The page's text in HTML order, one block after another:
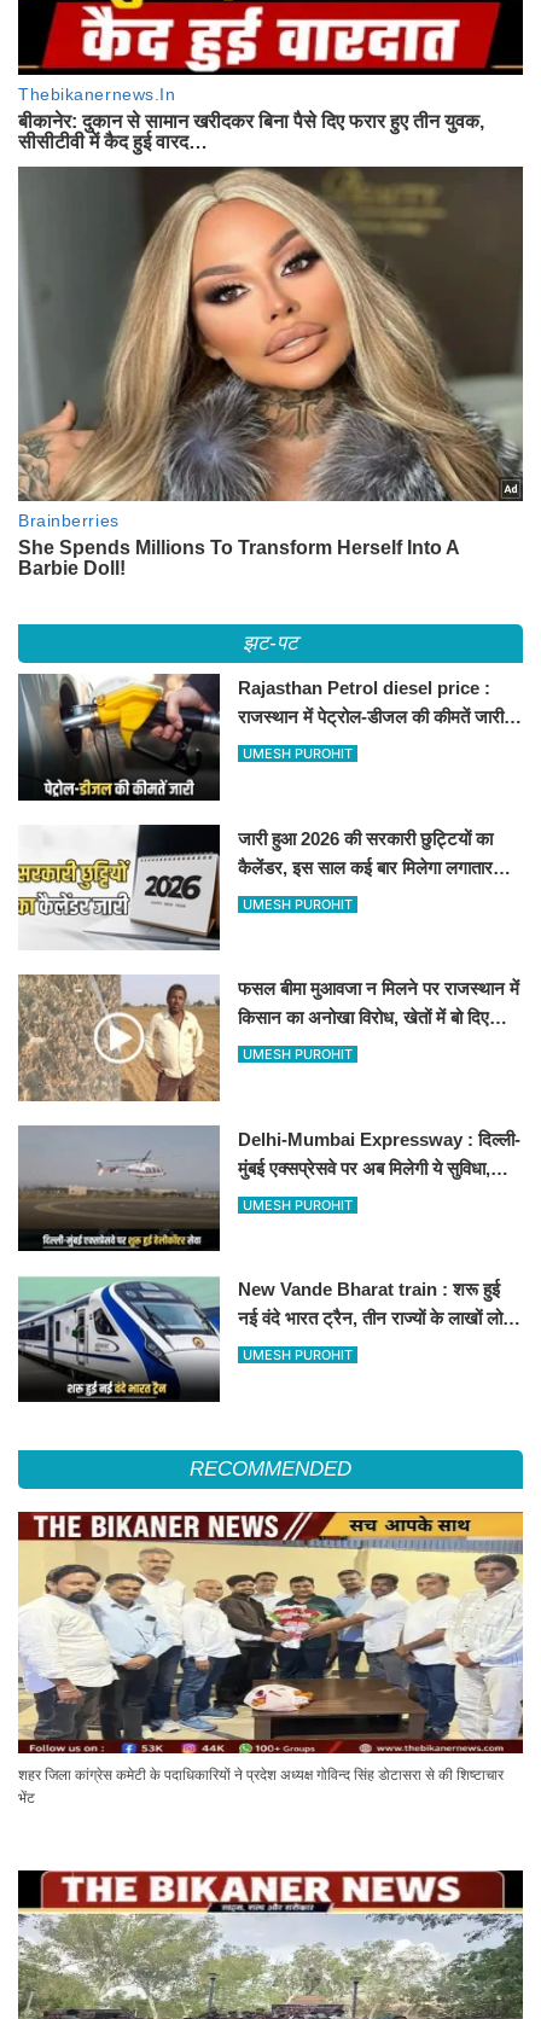
झट-पट
Rajasthan Petrol diesel price :
राजस्थान में पेट्रोल-डीजल की कीमतें जारी,
जानिए बीकानेर समेत पुरे प्रदेश में नए रेट
UMESH PUROHIT
जारी हुआ 2026 की सरकारी छुट्टियों का
कैलेंडर, इस साल कई बार मिलेगा लगातार
अवकाश, देखें
UMESH PUROHIT
फसल बीमा मुआवजा न मिलने पर राजस्थान में
किसान का अनोखा विरोध, खेतों में बो दिए
500-500 रुपए के नोट, वीडियो वायरल
UMESH PUROHIT
Delhi-Mumbai Expressway : दिल्ली-
मुंबई एक्सप्रेसवे पर अब मिलेगी ये सुविधा,
हेलीकॉप्टर सर्विस से तुरंत घायल पहुंचेगा
UMESH PUROHIT
New Vande Bharat train : शरू हुई
नई वंदे भारत ट्रैन, तीन राज्यों के लाखों लोगों
का सफर होगा आसान, देखें पूरा रूटमैप
UMESH PUROHIT
RECOMMENDED
शहर जिला कांग्रेस कमेटी के पदाधिकारियों ने प्रदेश अध्यक्ष गोविन्द सिंह डोटासरा से की शिष्टाचार
भेंट